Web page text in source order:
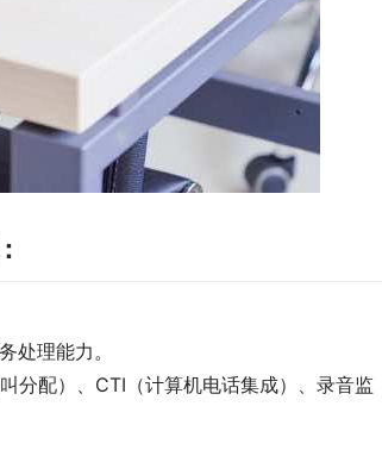
处理能力。
分配）、CTI（计算机电话集成）、录音监